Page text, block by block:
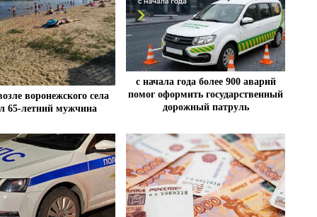
воронежского села
65-летний мужчина
с начала года более 900 аварий
помог оформить государственный
дорожный патруль